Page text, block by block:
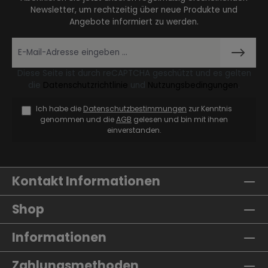
Newsletter, um rechtzeitig über neue Produkte und
Angebote informiert zu werden.
Ich habe die Datenschutzbestimmungen zur Kenntnis
genommen und dieAGB gelesen und bin mit ihnen
einverstanden.
Kontakt Informationen
Shop
Informationen